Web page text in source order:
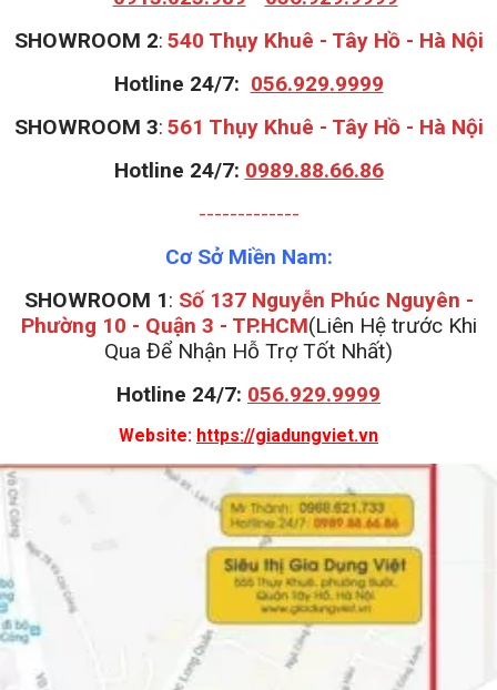
SHOWROOM 2: 540 Thụy Khuê - Tây Hồ - Hà Nội
Hotline 24/7: 056.929.9999
SHOWROOM 3: 561 Thụy Khuê - Tây Hồ - Hà Nội
Hotline 24/7: 0989.88.66.86
-------------
Cơ Sở Miền Nam:
SHOWROOM 1: Số 137 Nguyễn Phúc Nguyên -
Phường 10 - Quận 3 - TP.HCM(Liên Hệ trước Khi
Qua Để Nhận Hỗ Trợ Tốt Nhất)
Hotline 24/7: 056.929.9999
Website: https://giadungviet.vn